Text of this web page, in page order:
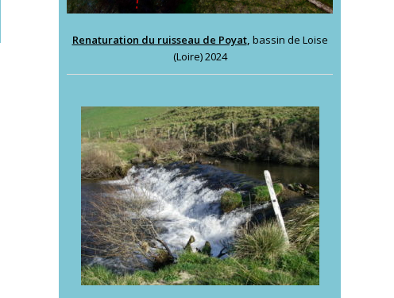
Renaturation du ruisseau de Poyat, bassin de Loise
(Loire) 2024